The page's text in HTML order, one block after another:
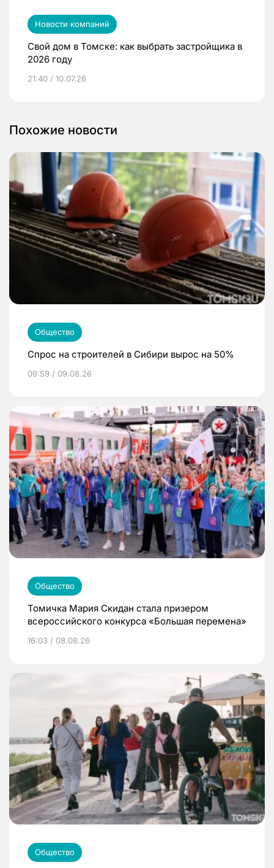
Новости компаний
Свой дом в Томске: как выбрать застройщика в
2026 году
21:40 / 10.07.26
Похожие новости
Общество
Спрос на строителей в Сибири вырос на 50%
09:59 / 09.08.26
Общество
Томичка Мария Скидан стала призером
всероссийского конкурса «Большая перемена»
16:03 / 08.08.26
Общество